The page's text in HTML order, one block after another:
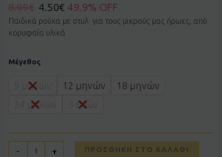
8.99€ 4.50€ 49.9% OFF
Παιδικά ρούχα με στυλ για τους μικρούς μας ήρωες, από
κορυφαία υλικά
Μέγεθος
9 μηνών 12 μηνών
18 μηνών
24 μηνών
3 ετών
-
Zippy
ποσότητα
+ ΠΡΟΣΘΉΚΗ ΣΤΟ ΚΑΛΆΘΙ